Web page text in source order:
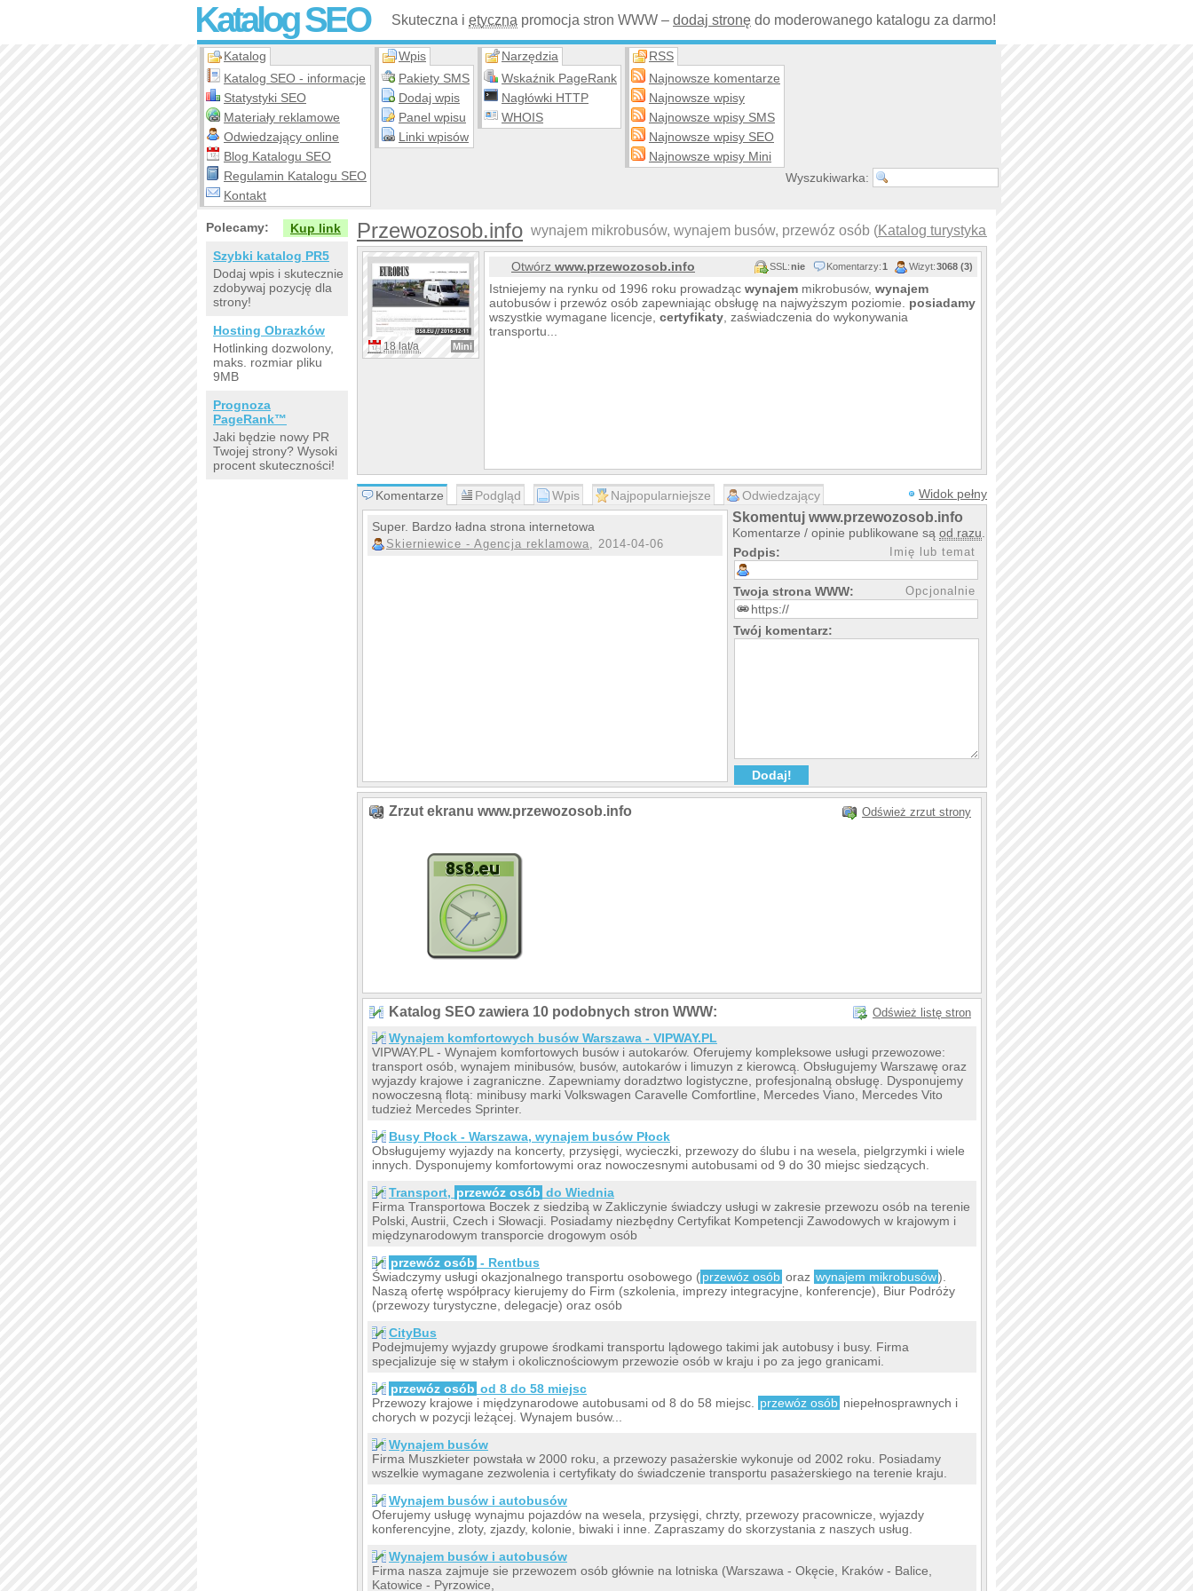
Katalog SEO Skuteczna i etyczna promocja stron WWW – dodaj stronę do moderowanego katalogu za darmo!
Katalog
Katalog SEO - informacje
Statystyki SEO
Materiały reklamowe
Odwiedzający online
Blog Katalogu SEO
Regulamin Katalogu SEO
Kontakt
Wpis
Pakiety SMS
Dodaj wpis
Panel wpisu
Linki wpisów
Narzędzia
Wskaźnik PageRank
Nagłówki HTTP
WHOIS
RSS
Najnowsze komentarze
Najnowsze wpisy
Najnowsze wpisy SMS
Najnowsze wpisy SEO
Najnowsze wpisy Mini
Wyszukiwarka:
Przewozosob.info wynajem mikrobusów, wynajem busów, przewóz osób (Katalog turystyka w pols…
18 lat/a Mini
Otwórz www.przewozosob.info SSL:nie Komentarzy:1 Wizyt:3068 (3)
Istniejemy na rynku od 1996 roku prowadząc wynajem mikrobusów, wynajem
autobusów i przewóz osób zapewniając obsługę na najwyższym poziomie. posiadamy
wszystkie wymagane licencje, certyfikaty , zaświadczenia do wykonywania
transportu...
Komentarze Podgląd Wpis Najpopularniejsze Odwiedzający Widok pełny
Super. Bardzo ładna strona internetowa
Skierniewice - Agencja reklamowa, 2014-04-06
Skomentuj www.przewozosob.info
Komentarze / opinie publikowane są od razu
Podpis:
Imię lub temat
Twoja strona WWW: Opcjonalnie
Twój komentarz:
Zrzut ekranu www.przewozosob.info Odśwież zrzut strony
Katalog SEO zawiera 10 podobnych stron WWW: Odśwież listę stron
Wynajem komfortowych busów Warszawa - VIPWAY.PL
VIPWAY.PL - Wynajem komfortowych busów i autokarów. Oferujemy kompleksowe usługi przewozowe:
transport osób, wynajem minibusów, busów, autokarów i limuzyn z kierowcą. Obsługujemy Warszawę oraz
wyjazdy krajowe i zagraniczne. Zapewniamy doradztwo logistyczne, profesjonalną obsługę. Dysponujemy
nowoczesną flotą: minibusy marki Volkswagen Caravelle Comfortline, Mercedes Viano, Mercedes Vito
tudzież Mercedes Sprinter.
Busy Płock - Warszawa, wynajem busów Płock
Obsługujemy wyjazdy na koncerty, przysięgi, wycieczki, przewozy do ślubu i na wesela, pielgrzymki i wiele
innych. Dysponujemy komfortowymi oraz nowoczesnymi autobusami od 9 do 30 miejsc siedzących.
Transport, przewóz osób do Wiednia
Firma Transportowa Boczek z siedzibą w Zakliczynie świadczy usługi w zakresie przewozu osób na terenie
Polski, Austrii, Czech i Słowacji. Posiadamy niezbędny Certyfikat Kompetencji Zawodowych w krajowym i
międzynarodowym transporcie drogowym osób
przewóz osób - Rentbus
Świadczymy usługi okazjonalnego transportu osobowego (przewóz osób oraz wynajem mikrobusów).
Naszą ofertę współpracy kierujemy do Firm (szkolenia, imprezy integracyjne, konferencje), Biur Podróży
(przewozy turystyczne, delegacje) oraz osób
CityBus
Podejmujemy wyjazdy grupowe środkami transportu lądowego takimi jak autobusy i busy. Firma
specjalizuje się w stałym i okolicznościowym przewozie osób w kraju i po za jego granicami.
przewóz osób od 8 do 58 miejsc
Przewozy krajowe i międzynarodowe autobusami od 8 do 58 miejsc.
przewóz osób niepełnosprawnych i
chorych w pozycji leżącej. Wynajem busów...
Wynajem busów
Firma Muszkieter powstała w 2000 roku, a przewozy pasażerskie wykonuje od 2002 roku. Posiadamy
wszelkie wymagane zezwolenia i certyfikaty do świadczenie transportu pasażerskiego na terenie kraju.
Wynajem busów i autobusów
Oferujemy usługę wynajmu pojazdów na wesela, przysięgi, chrzty, przewozy pracownicze, wyjazdy
konferencyjne, zloty, zjazdy, kolonie, biwaki i inne. Zapraszamy do skorzystania z naszych usług.
Wynajem busów i autobusów
Firma nasza zajmuje sie przewozem osób głównie na lotniska (Warszawa - Okęcie, Kraków - Balice,
Katowice - Pyrzowice,
Polecamy:
Kup link
Szybki katalog PR5
Dodaj wpis i skutecznie
zdobywaj pozycję dla
strony!
Hosting Obrazków
Hotlinking dozwolony,
maks. rozmiar pliku
9MB
Prognoza
PageRank™
Jaki będzie nowy PR
Twojej strony? Wysoki
procent skuteczności!